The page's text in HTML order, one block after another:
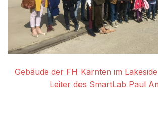
Gebäude der FH Kärnten im
Leiter des SmartLab Paul